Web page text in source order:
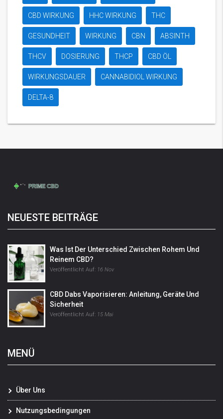
CBD WIRKUNG HHC WIRKUNG THC
GESUNDHEIT WIRKUNG CBN ABSINTH
THCV DOSIERUNG THCP CBD ÖL
WIRKUNGSDAUER CANNABIDIOL WIRKUNG
DELTA-8
NEUESTE BEITRÄGE
Was Ist Der Unterschied Zwischen Rohem Und
Reinem CBD?
Veröffentlicht Auf: 16 Nov
CBD Dabs Vaporisieren: Anleitung, Geräte Und
Sicherheit
Veröffentlicht Auf: 15 Mai
MENÜ
Über Uns
Nutzungsbedingungen